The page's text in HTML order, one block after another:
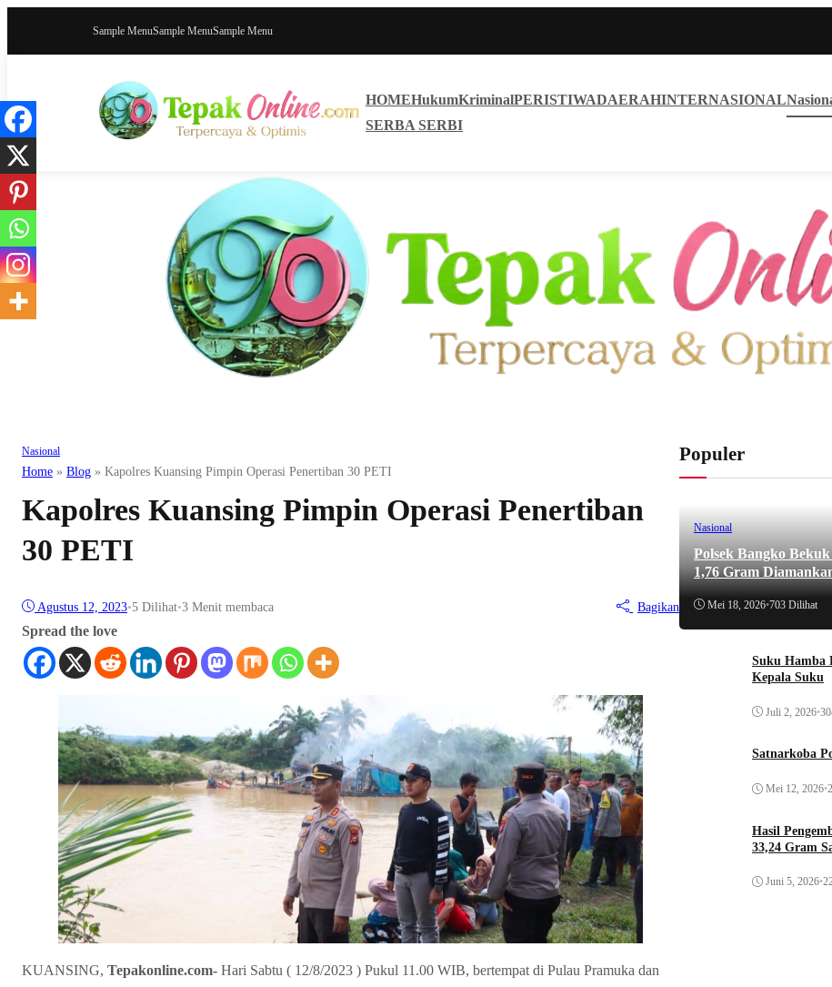
Sample MenuSample MenuSample Menu
HOMEHukumKriminalPERISTIWADAERAHINTERNASIONAL
SERBA SERBI
Nasional
Home » Blog » Kapolres Kuansing Pimpin Operasi Penertiban 30 PETI
Kapolres Kuansing Pimpin Operasi Penertiban
30 PETI
Agustus 12, 2023•5 Dilihat•3 Menit membaca Bagikan
Spread the love
KUANSING, Tepakonline.com- Hari Sabtu ( 12/8/2023 ) Pukul 11.00 WIB, bertempat di Pulau Pramuka dan
Populer
Nasional
Polsek Bangko
1,76 Gram
Mei 18, 2026•703 Dilihat
Suku Hamba
Kepala Suku
Juli 2, 2026•
Satnarkoba
Mei 12, 2026•
Hasil
33,24 Gram
Juni 5, 2026•